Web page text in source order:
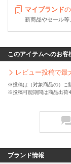
マイブランド
新商品やセール
このアイテムへのお客
レビュー投稿で最
※投稿は（対象商品の）ご
※投稿可能期間は商品出荷
ブランド情報